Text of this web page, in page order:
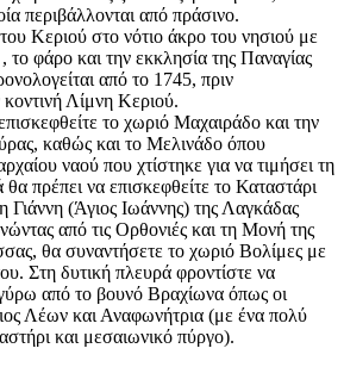
περιβάλλονται από πράσινο.
Κεριού στο νότιο άκρο του νησιού με
το φάρο και την εκκλησία της Παναγίας
από το 1745, πριν
κοντινή Λίμνη Κεριού.
το χωριό Μαχαιράδο και την
καθώς και το Μελινάδο όπου
ναού που χτίστηκε για να τιμήσει τη
πρέπει να επισκεφθείτε το Καταστάρι
Γιάννη (Άγιος Ιωάννης) της Λαγκάδας
από τις Ορθονιές και τη Μονή της
θα συναντήσετε το χωριό Βολίμες με
Στη δυτική πλευρά φροντίστε να
από το βουνό Βραχίωνα όπως οι
Λέων και Αναφωνήτρια (με ένα πολύ
και μεσαιωνικό πύργο).